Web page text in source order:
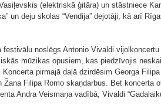
(elektriskā ģitāra) un stāstniece
un deju skolas “Vendija” dejotāji, kā arī
noslēgs Antonio Vivaldi
mūzikas opusiem, kas piedzīvojis
pirmajā daļā dzirdēsim Georga
Žana Filipa Romo skaņdarbus. Bet koncerta
Andra Veismaņa vadībā, Vivaldi